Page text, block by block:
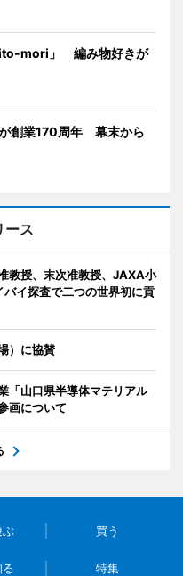
ito-mori」 編み物好きが
創業170周年 幕末から
ース
教授、末次准教授、JAXA小
イ探査で二つの世界初に貢
）に協賛
「山口県半導体マテリアル
画について
ぶ 買う
特集